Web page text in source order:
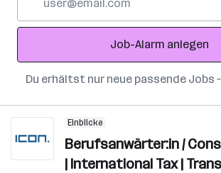
Adresse
Job-Alarm anlegen
Du erhältst nur neue passende Jobs
Einblicke
Berufsanwärter:in /
| International Tax |